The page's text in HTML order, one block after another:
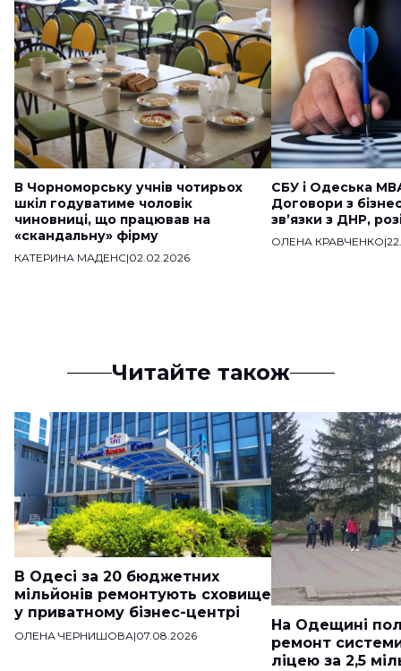
В Чорноморську учнів чотирьох
шкіл годуватиме чоловік
чиновниці, що працював на
«скандальну» фірму
КАТЕРИНА МАДЕНС|02.02.2026
СБУ і Одеська
Договори з
звʼязки з ДНР,
ОЛЕНА КРАВЧЕНКО|
Читайте також
В Одесі за 20 бюджетних
мільйонів ремонтують сховище
у приватному бізнес-центрі
ОЛЕНА ЧЕРНИШОВА|07.08.2026
На Одещині
ремонт
ліцею за 2,5